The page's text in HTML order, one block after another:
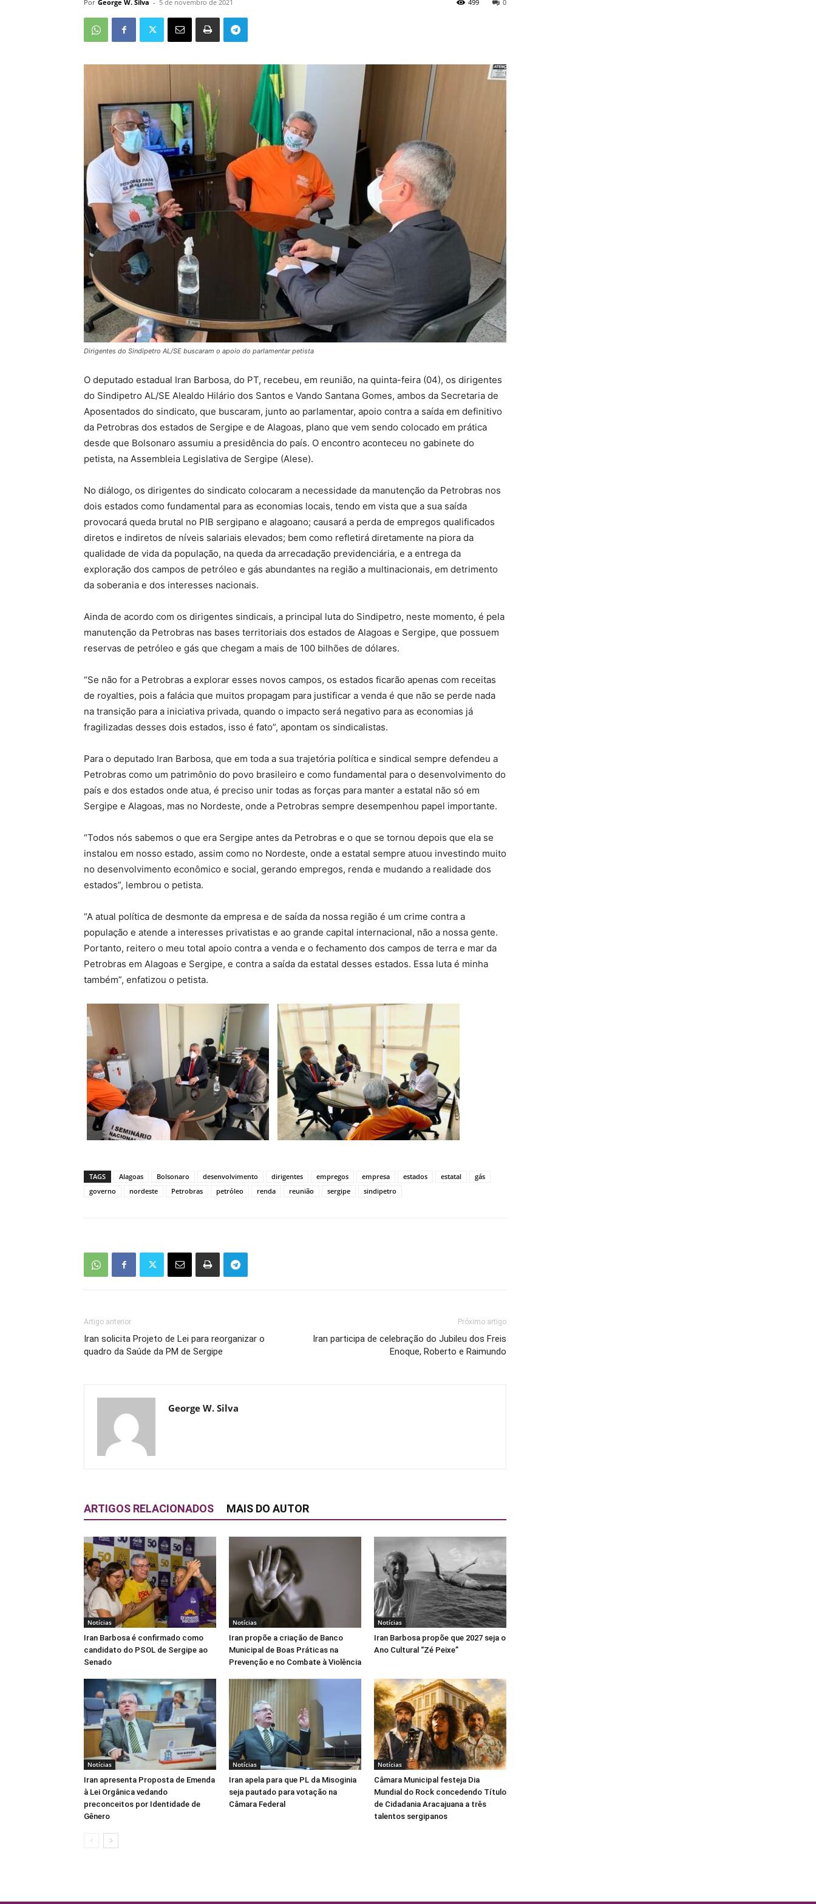
Por George W. Silva - 5 de novembro de 2021 0
499
Dirigentes do Sindipetro AL/SE buscaram o apoio do parlamentar petista
O deputado estadual Iran Barbosa, do PT, recebeu, em reunião, na quinta-feira (04), os dirigentes
do Sindipetro AL/SE Alealdo Hilário dos Santos e Vando Santana Gomes, ambos da Secretaria de
Aposentados do sindicato, que buscaram, junto ao parlamentar, apoio contra a saída em definitivo
da Petrobras dos estados de Sergipe e de Alagoas, plano que vem sendo colocado em prática
desde que Bolsonaro assumiu a presidência do país. O encontro aconteceu no gabinete do
petista, na Assembleia Legislativa de Sergipe (Alese).
No diálogo, os dirigentes do sindicato colocaram a necessidade da manutenção da Petrobras nos
dois estados como fundamental para as economias locais, tendo em vista que a sua saída
provocará queda brutal no PIB sergipano e alagoano; causará a perda de empregos qualificados
diretos e indiretos de níveis salariais elevados; bem como refletirá diretamente na piora da
qualidade de vida da população, na queda da arrecadação previdenciária, e a entrega da
exploração dos campos de petróleo e gás abundantes na região a multinacionais, em detrimento
da soberania e dos interesses nacionais.
Ainda de acordo com os dirigentes sindicais, a principal luta do Sindipetro, neste momento, é pela
manutenção da Petrobras nas bases territoriais dos estados de Alagoas e Sergipe, que possuem
reservas de petróleo e gás que chegam a mais de 100 bilhões de dólares.
“Se não for a Petrobras a explorar esses novos campos, os estados ficarão apenas com receitas
de royalties, pois a falácia que muitos propagam para justificar a venda é que não se perde nada
na transição para a iniciativa privada, quando o impacto será negativo para as economias já
fragilizadas desses dois estados, isso é fato”, apontam os sindicalistas.
Para o deputado Iran Barbosa, que em toda a sua trajetória política e sindical sempre defendeu a
Petrobras como um patrimônio do povo brasileiro e como fundamental para o desenvolvimento do
país e dos estados onde atua, é preciso unir todas as forças para manter a estatal não só em
Sergipe e Alagoas, mas no Nordeste, onde a Petrobras sempre desempenhou papel importante.
“Todos nós sabemos o que era Sergipe antes da Petrobras e o que se tornou depois que ela se
instalou em nosso estado, assim como no Nordeste, onde a estatal sempre atuou investindo muito
no desenvolvimento econômico e social, gerando empregos, renda e mudando a realidade dos
estados”, lembrou o petista.
“A atual política de desmonte da empresa e de saída da nossa região é um crime contra a
população e atende a interesses privatistas e ao grande capital internacional, não a nossa gente.
Portanto, reitero o meu total apoio contra a venda e o fechamento dos campos de terra e mar da
Petrobras em Alagoas e Sergipe, e contra a saída da estatal desses estados. Essa luta é minha
também”, enfatizou o petista.
TAGS Alagoas Bolsonaro desenvolvimento dirigentes empregos empresa estados estatal
gás
governo
nordeste Petrobras petróleo renda reunião sergipe sindipetro
Artigo anterior
Iran solicita Projeto de Lei para reorganizar o
quadro da Saúde da PM de Sergipe
Próximo artigo
Iran participa de celebração do Jubileu dos Freis
Enoque, Roberto e Raimundo
George W. Silva
ARTIGOS RELACIONADOS MAIS DO AUTOR
Notícias
Iran Barbosa é confirmado como
candidato do PSOL de Sergipe ao
Senado
Notícias
Iran propõe a criação de Banco
Municipal de Boas Práticas na
Prevenção e no Combate à Violência
Notícias
Iran Barbosa propõe que 2027 seja o
Ano Cultural “Zé Peixe”
Notícias
Iran apresenta Proposta de Emenda
à Lei Orgânica vedando
preconceitos por Identidade de
Gênero
Notícias
Iran apela para que PL da Misoginia
seja pautado para votação na
Câmara Federal
Notícias
Câmara Municipal festeja Dia
Mundial do Rock concedendo Título
de Cidadania Aracajuana a três
talentos sergipanos